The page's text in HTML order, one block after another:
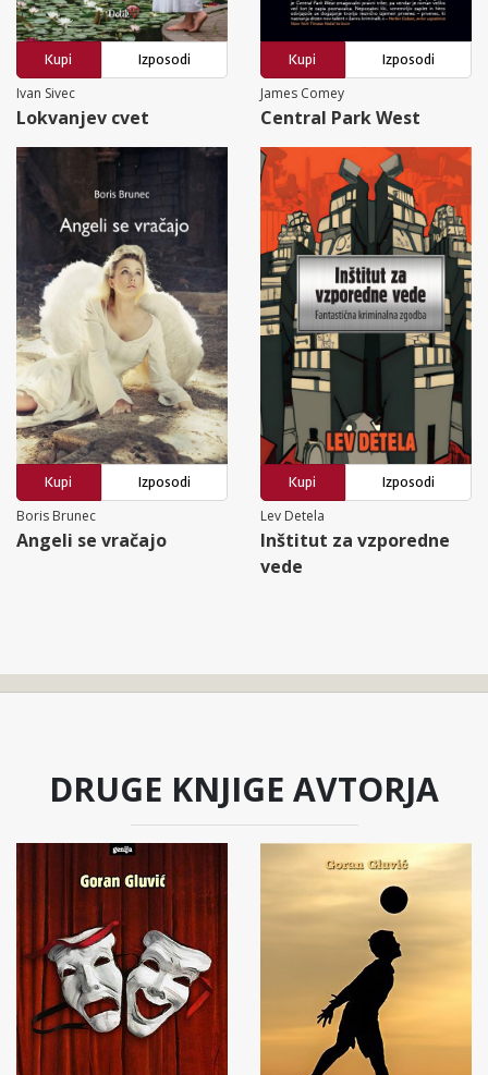
Kupi
Izposodi
Ivan Sivec
Lokvanjev cvet
Kupi
Izposodi
James Comey
Central Park West
Kupi
Izposodi
Boris Brunec
Angeli se vračajo
Kupi
Izposodi
Lev Detela
Inštitut za vzporedne
vede
DRUGE KNJIGE AVTORJA